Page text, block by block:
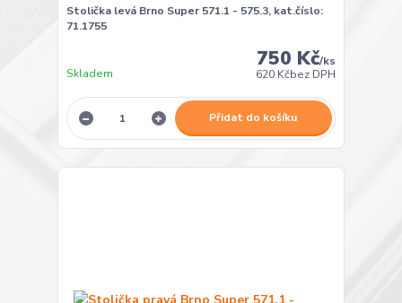
Stolička levá Brno Super 571.1 - 575.3, kat.číslo:
71.1755
750 Kč/ks
620 Kčbez DPH
Skladem
Přidat do košíku